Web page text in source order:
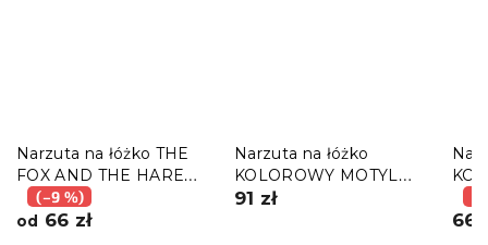
Narzuta na łóżko THE
FOX AND THE HARE
ciemnozielony
(–9 %)
od 66 zł
Narzuta na łóżko
KOLOROWY MOTYL
biały
91 zł
66